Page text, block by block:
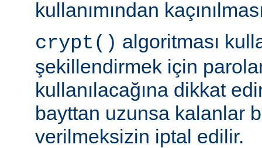
kullanımından
crypt() algoritması
şekillendirmek için
kullanılacağına dikkat
bayttan uzunsa kalanlar
verilmeksizin iptal edilir.